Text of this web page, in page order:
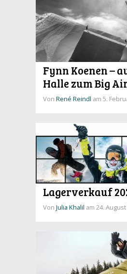
Fynn Koenen –
Halle zum Big
Von René Reindl am 5.
Lagerverkauf
Von Julia Khalil am 24.